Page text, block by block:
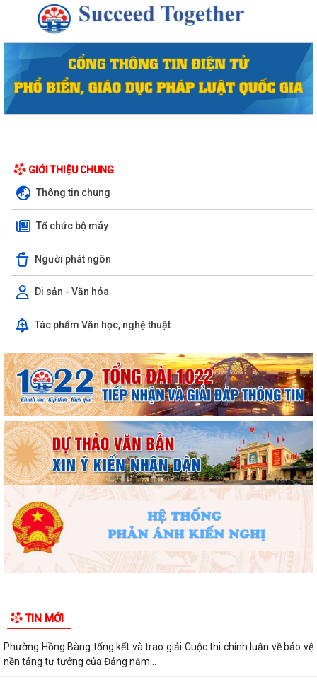
GIỚI THIỆU CHUNG
Thông tin chung
Tổ chức bộ máy
Người phát ngôn
Di sản - Văn hóa
Tác phẩm Văn học, nghệ thuật
TIN MỚI
Phường Hồng Bàng tổng kết và trao giải Cuộc thi chính luận về bảo vệ
nền tảng tư tưởng của Đảng năm...